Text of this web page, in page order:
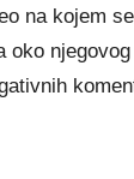
na kojem
oko